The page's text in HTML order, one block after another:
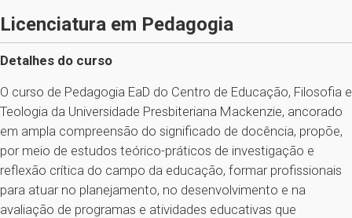
Licenciatura em Pedagogia
Detalhes do curso
O curso de Pedagogia EaD do Centro de Educação, Filosofia e
Teologia da Universidade Presbiteriana Mackenzie, ancorado
em ampla compreensão do significado de docência, propõe,
por meio de estudos teórico-práticos de investigação e
reflexão crítica do campo da educação, formar profissionais
para atuar no planejamento, no desenvolvimento e na
avaliação de programas e atividades educativas que